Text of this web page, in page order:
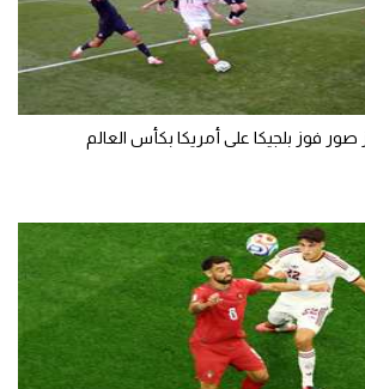
صور فوز بلجيكا على أمريكا بكأس العالم